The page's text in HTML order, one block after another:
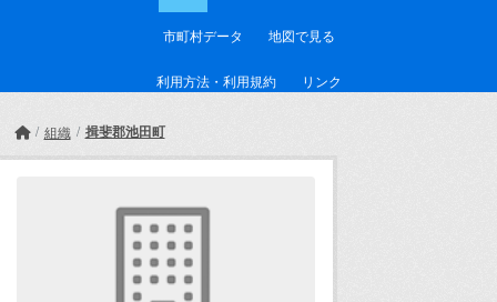
市町村データ 地図で見る
利用方法・利用規約 リンク
組織 揖斐郡池田町